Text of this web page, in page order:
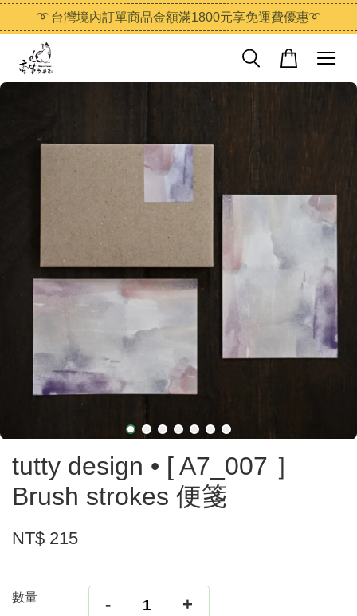
➰ 台灣境內訂單商品金額滿1800元享免運費優惠➰
tutty design • [ A7_007 ］
Brush strokes 便箋
NT$ 215
數量 - +